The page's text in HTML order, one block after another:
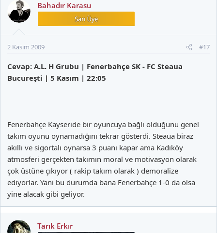
Bahadır Karasu
2 Kasım 2009 #17
Cevap: A.L. H Grubu | Fenerbahçe SK - FC Steaua
Bucureşti | 5 Kasım | 22:05
Fenerbahçe Kayseride bir oyuncuya bağlı olduğunu genel
takım oyunu oynamadığını tekrar gösterdi. Steaua biraz
akıllı ve sigortalı oynarsa 3 puanı kapar ama Kadıköy
atmosferi gerçekten takımın moral ve motivasyon olarak
çok üstüne çıkıyor ( rakip takım olarak ) demoralize
ediyorlar. Yani bu durumda bana Fenerbahçe 1-0 da olsa
yine alacak gibi geliyor.
Tarık Erkır